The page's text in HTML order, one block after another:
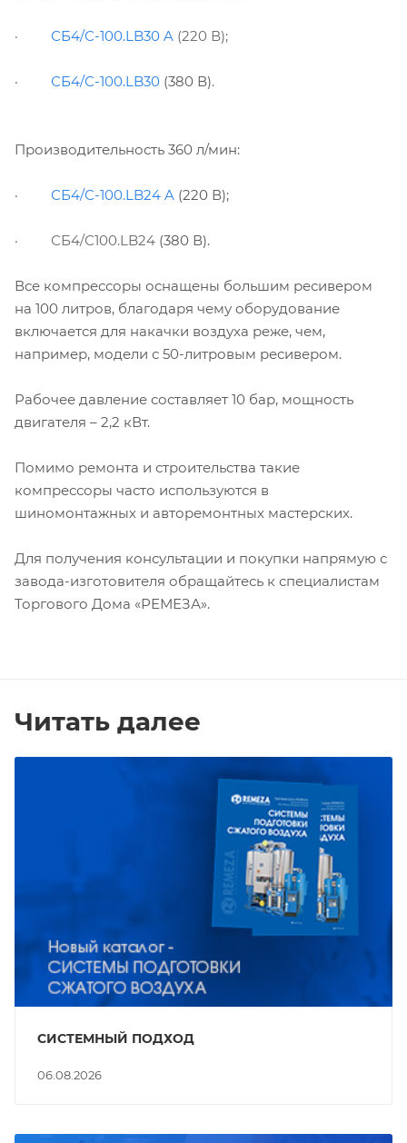
· СБ4/С-100.LB30 A (220 В);
· СБ4/С-100.LB30 (380 В).
Производительность 360 л/мин:
· СБ4/С-100.LB24 A (220 В);
· СБ4/С100.LB24 (380 В).
Все компрессоры оснащены большим ресивером
на 100 литров, благодаря чему оборудование
включается для накачки воздуха реже, чем,
например, модели с 50-литровым ресивером.
Рабочее давление составляет 10 бар, мощность
двигателя – 2,2 кВт.
Помимо ремонта и строительства такие
компрессоры часто используются в
шиномонтажных и авторемонтных мастерских.
Для получения консультации и покупки напрямую с
завода-изготовителя обращайтесь к специалистам
Торгового Дома «РЕМЕЗА».
Читать далее
06.08.2026
СИСТЕМНЫЙ ПОДХОД